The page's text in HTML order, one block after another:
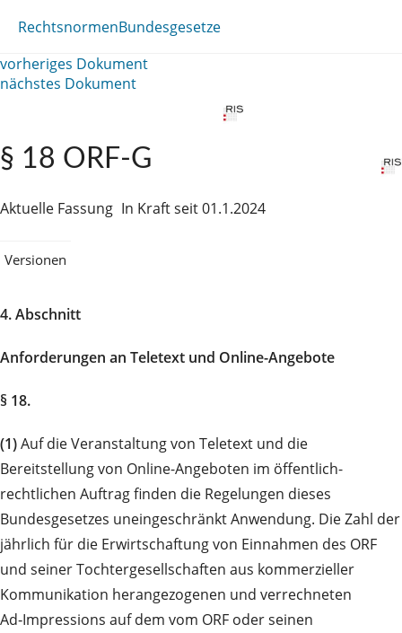
RechtsnormenBundesgesetze
vorheriges Dokument
nächstes Dokument
§ 18 ORF-G
Aktuelle Fassung In Kraft seit 01.1.2024
Versionen
4. Abschnitt
Anforderungen an Teletext und Online-Angebote
§ 18.
(1)Auf die Veranstaltung von Teletext und die
Bereitstellung von Online-Angeboten im öffentlich-
rechtlichen Auftrag finden die Regelungen dieses
Bundesgesetzes uneingeschränkt Anwendung. Die Zahl der
jährlich für die Erwirtschaftung von Einnahmen des ORF
und seiner Tochtergesellschaften aus kommerzieller
Kommunikation herangezogenen und verrechneten
Ad‑Impressions auf dem vom ORF oder seinen